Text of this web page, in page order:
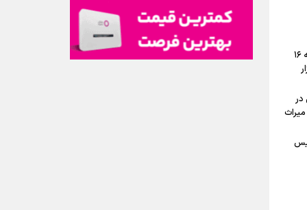
پیش‌بینی قیمت دلار، طلا و سکه جمعه ۱۶
در